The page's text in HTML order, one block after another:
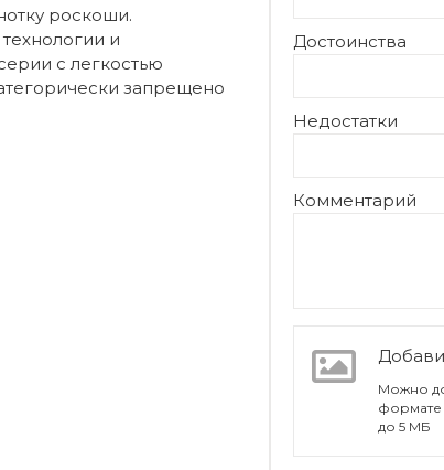
роскоши.
и
с легкостью
запрещено
Достоинства
Недостатки
Комментарий
Можно
формате
до 5 МБ